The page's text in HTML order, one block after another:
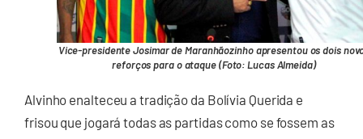
Vice-presidente Josimar de Maranhãozinho apresentou os dois
reforços para o ataque (Foto: Lucas Almeida)
Alvinho enalteceu a tradição da Bolívia Querida e
frisou que jogará todas as partidas como se fossem as